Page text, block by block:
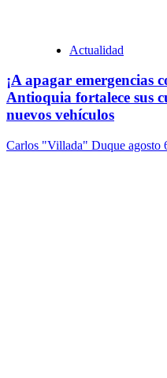
Actualidad
¡A apagar emergencias
Antioquia fortalece sus
nuevos vehículos
Carlos "Villada" Duque agosto